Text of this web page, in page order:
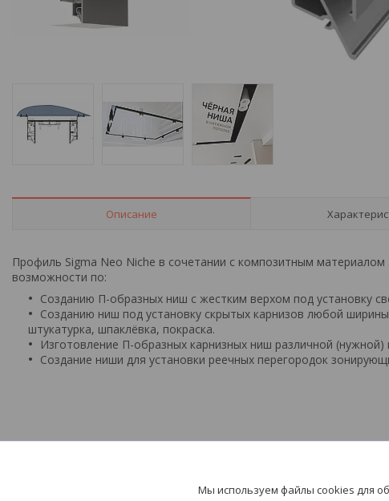
Описание
Профиль Sigma Neo Niche в сочетании с композитным
возможности по:
Созданию П-образных ниш с жестким верхом под установку
Созданию ниш под установку скрытых карнизов любой
штукатурка, шпаклёвка, покраска.
Изготовление П-образных карнизных ниш различной (нужной)
Создание ниши для установки реечных перегородок
Мы используем файлы cookies для